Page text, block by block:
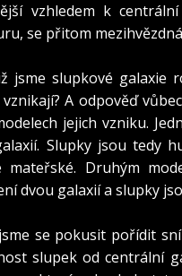
vzhledem k
se přitom
jsme slupkové galaxie
A odpověď
jejich vzniku.
Slupky jsou tedy
mateřské. Druhým
dvou galaxií a slupky
se pokusit pořídit
slupek od centrální